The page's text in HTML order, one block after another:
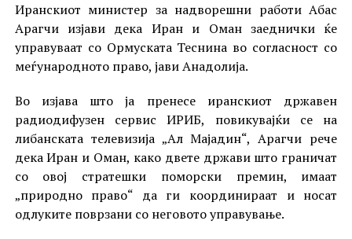
Иранскиот министер за надворешни работи Абас
Арагчи изјави дека Иран и Оман заеднички ќе
управуваат со Ормуската Теснина во согласност со
меѓународното право, јави Анадолија.
Во изјава што ја пренесе иранскиот државен
радиодифузен сервис ИРИБ, повикувајќи се на
либанската телевизија „Ал Мајадин“, Арагчи рече
дека Иран и Оман, како двете држави што граничат
со овој стратешки поморски премин, имаат
„природно право“ да ги координираат и носат
одлуките поврзани со неговото управување.